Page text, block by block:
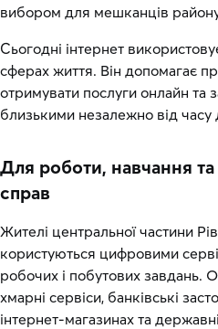
вибором для мешканців
Сьогодні інтернет
сферах життя. Він допомагає
отримувати послуги онлайн та
близькими незалежно від часу
Для роботи, навчання
справ
Жителі центральної частини
користуються цифровими
робочих і побутових завдань.
хмарні сервіси, банківські
інтернет-магазинах та